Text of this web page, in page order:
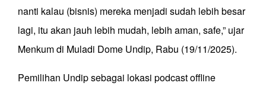
nanti kalau (bisnis) mereka menjadi sudah lebih besar
lagi, itu akan jauh lebih mudah, lebih aman, safe,” ujar
Menkum di Muladi Dome Undip, Rabu (19/11/2025).
Pemilihan Undip sebagai lokasi podcast offline